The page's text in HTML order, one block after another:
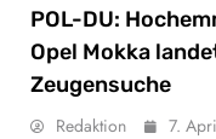
POL-DU:
Opel Mokka
Zeugensuche
Redaktion 7.